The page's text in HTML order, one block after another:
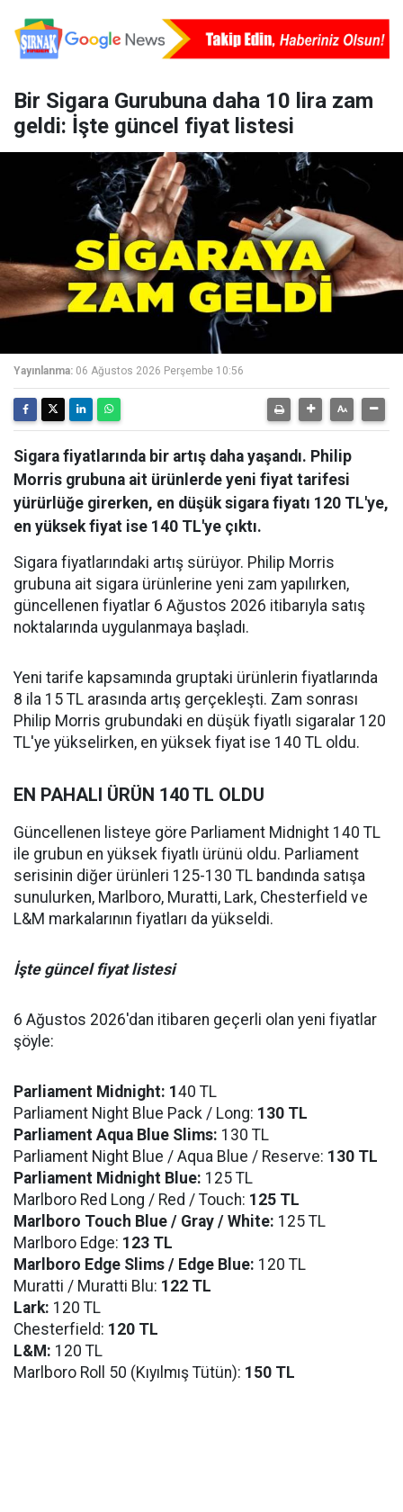
Bir Sigara Gurubuna daha 10 lira zam
geldi: İşte güncel fiyat listesi
Yayınlanma: 06 Ağustos 2026 Perşembe 10:56
Sigara fiyatlarında bir artış daha yaşandı. Philip
Morris grubuna ait ürünlerde yeni fiyat tarifesi
yürürlüğe girerken, en düşük sigara fiyatı 120 TL'ye,
en yüksek fiyat ise 140 TL'ye çıktı.
Sigara fiyatlarındaki artış sürüyor. Philip Morris
grubuna ait sigara ürünlerine yeni zam yapılırken,
güncellenen fiyatlar 6 Ağustos 2026 itibarıyla satış
noktalarında uygulanmaya başladı.
Yeni tarife kapsamında gruptaki ürünlerin fiyatlarında
8 ila 15 TL arasında artış gerçekleşti. Zam sonrası
Philip Morris grubundaki en düşük fiyatlı sigaralar 120
TL'ye yükselirken, en yüksek fiyat ise 140 TL oldu.
EN PAHALI ÜRÜN 140 TL OLDU
Güncellenen listeye göre Parliament Midnight 140 TL
ile grubun en yüksek fiyatlı ürünü oldu. Parliament
serisinin diğer ürünleri 125-130 TL bandında satışa
sunulurken, Marlboro, Muratti, Lark, Chesterfield ve
L&M markalarının fiyatları da yükseldi.
İşte güncel fiyat listesi
6 Ağustos 2026'dan itibaren geçerli olan yeni fiyatlar
şöyle:
Parliament Midnight: 1 40 TL
Parliament Night Blue Pack / Long: 130 TL
Parliament Aqua Blue Slims: 130 TL
Parliament Night Blue / Aqua Blue / Reserve: 130 TL
Parliament Midnight Blue: 125 TL
Marlboro Red Long / Red / Touch: 125 TL
Marlboro Touch Blue / Gray / White: 125 TL
Marlboro Edge: 123 TL
Marlboro Edge Slims / Edge Blue: 120 TL
Muratti / Muratti Blu: 122 TL
Lark: 120 TL
Chesterfield: 120 TL
L&M: 120 TL
Marlboro Roll 50 (Kıyılmış Tütün): 150 TL